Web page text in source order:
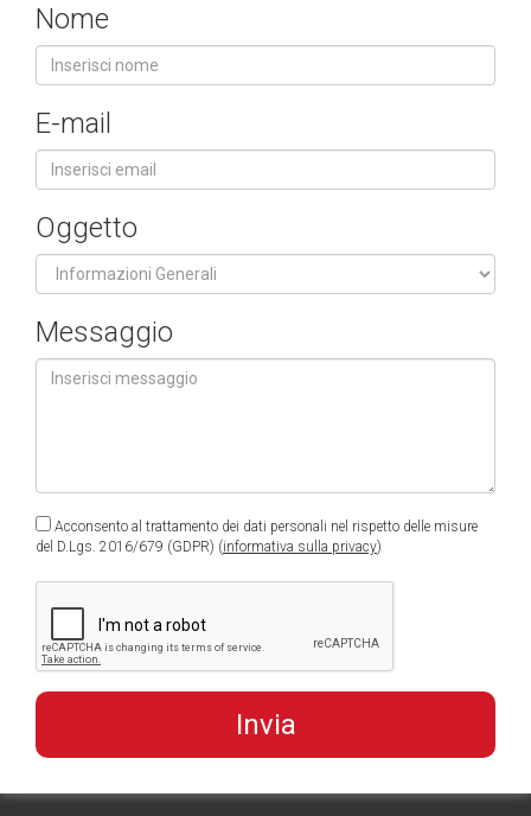
Nome
E-mail
Oggetto
Messaggio
Acconsento al trattamento dei dati personali nel rispetto delle misure
del D.Lgs. 2016/679 (GDPR) (informativa sulla privacy)